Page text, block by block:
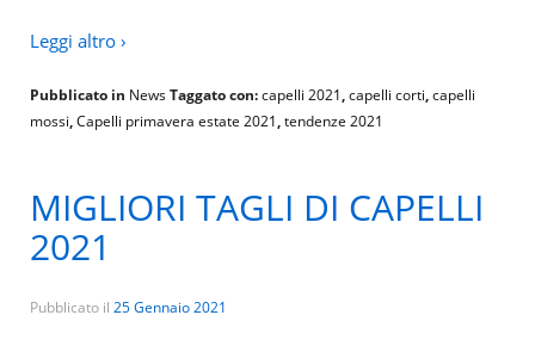
Leggi altro ›
Pubblicato in NewsTaggato con:capelli 2021,capelli corti,capelli
mossi,Capelli primavera estate 2021,tendenze 2021
MIGLIORI TAGLI DI CAPELLI
2021
Pubblicato il 25 Gennaio 2021